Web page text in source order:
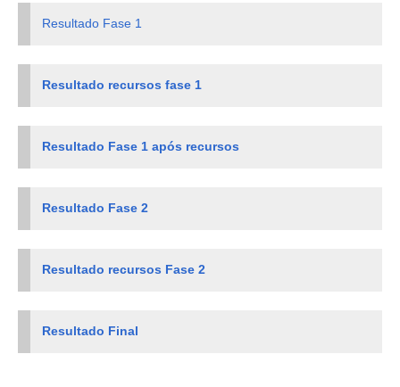
Resultado Fase 1
Resultado recursos fase 1
Resultado Fase 1 após recursos
Resultado Fase 2
Resultado recursos Fase 2
Resultado Final